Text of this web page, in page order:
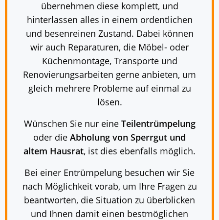
übernehmen diese komplett, und
hinterlassen alles in einem ordentlichen
und besenreinen Zustand. Dabei können
wir auch Reparaturen, die Möbel- oder
Küchenmontage, Transporte und
Renovierungsarbeiten gerne anbieten, um
gleich mehrere Probleme auf einmal zu
lösen.
Wünschen Sie nur eine Teilentrümpelung
oder die Abholung von Sperrgut und
altem Hausrat, ist dies ebenfalls möglich.
Bei einer Entrümpelung besuchen wir Sie
nach Möglichkeit vorab, um Ihre Fragen zu
beantworten, die Situation zu überblicken
und Ihnen damit einen bestmöglichen